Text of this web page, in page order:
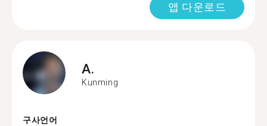
앱 다운로드
A.
Kunming
구사언어